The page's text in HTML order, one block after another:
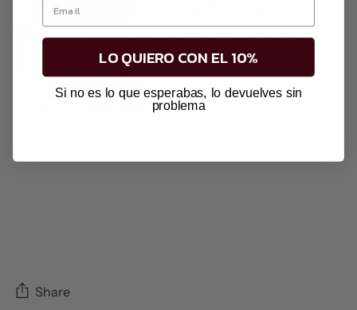
Share
LO QUIERO CON EL 10%
Si no es lo que esperabas, lo devuelves sin
problema